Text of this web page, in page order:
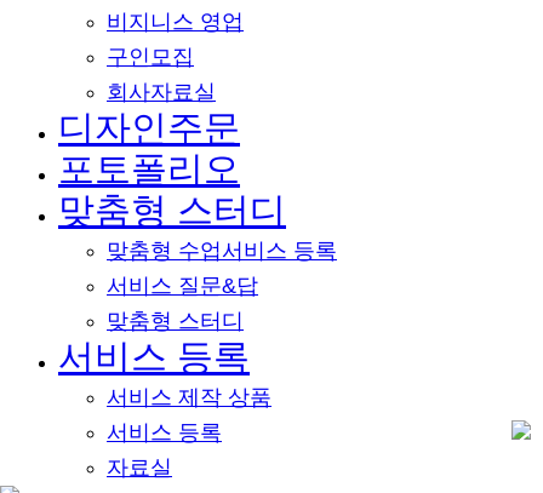
비지니스 영업
구인모집
회사자료실
디자인주문
포토폴리오
맞춤형 스터디
맞춤형 수업서비스 등록
서비스 질문&답
맞춤형 스터디
서비스 등록
서비스 제작 상품
서비스 등록
자료실